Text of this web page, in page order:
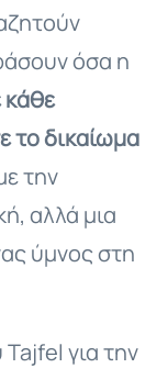
όσα η
κάθε
το δικαίωμα
την
αλλά μια
ύμνος στη
για την